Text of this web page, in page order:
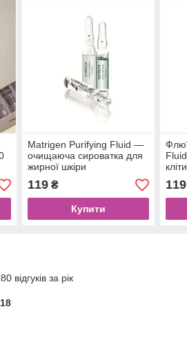
Matrigen Purifying Fluid —
очищаюча сироватка для
жирної шкіри
119₴
Купити
119
відгуків за рік